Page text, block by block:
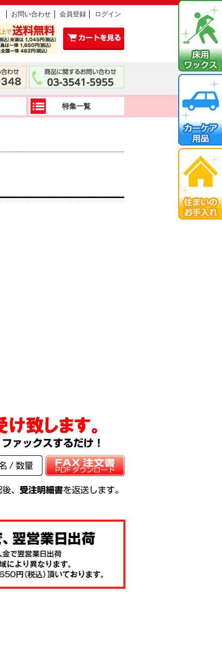
特集一覧
お問い合わせ 会員登録 ログイン